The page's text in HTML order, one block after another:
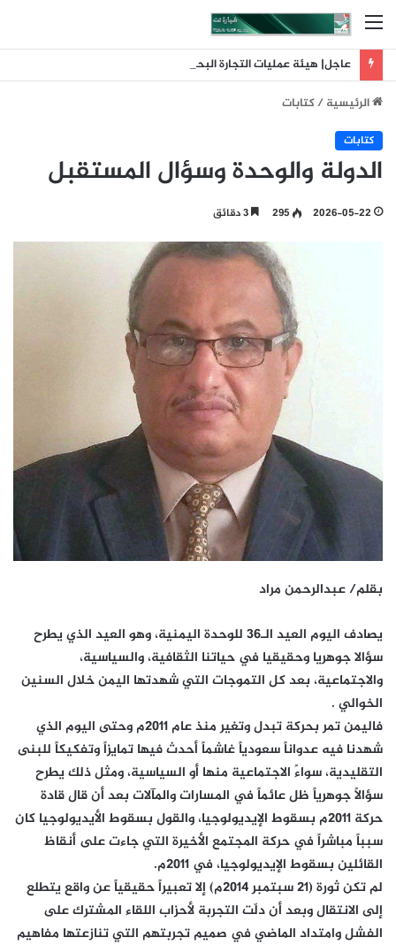
القائمة
الرئيسية/كتابات
كتابات
الدولة والوحدة وسؤال المستقبل
2026-05-22
295
بقلم/ عبدالرحمن مراد
يصادف اليوم العيد الـ36 للوحدة اليمنية، وهو العيد الذي يطرح
سؤالا جوهريا وحقيقيا في حياتنا الثقافية، والسياسية،
والاجتماعية، بعد كل التموجات التي شهدتها اليمن خلال السنين
الخوالي .
فاليمن تمر بحركة تبدل وتغير منذ عام 2011م وحتى اليوم الذي
شهدنا فيه عدواناً سعودياً غاشماً أحدث فيها تمايزاً وتفكيكاً للبنى
التقليدية، سواءً الاجتماعية منها أو السياسية، ومثل ذلك يطرح
سؤالاً جوهرياً ظل عائماً في المسارات والمآلات بعد أن قال قادة
حركة 2011م بسقوط الإيديولوجيا، والقول بسقوط الأيديولوجيا كان
سبباً مباشراً في حركة المجتمع الأخيرة التي جاءت على أنقاظ
القائلين بسقوط الإيديولوجيا، في 2011م.
لم تكن ثورة (21 سبتمبر 2014م) إلا تعبيراً حقيقياً عن واقع يتطلع
إلى الانتقال وبعد أن دلّت التجربة لأحزاب اللقاء المشترك على
الفشل وامتداد الماضي في صميم تجربتهم التي تنازعتها مفاهيم